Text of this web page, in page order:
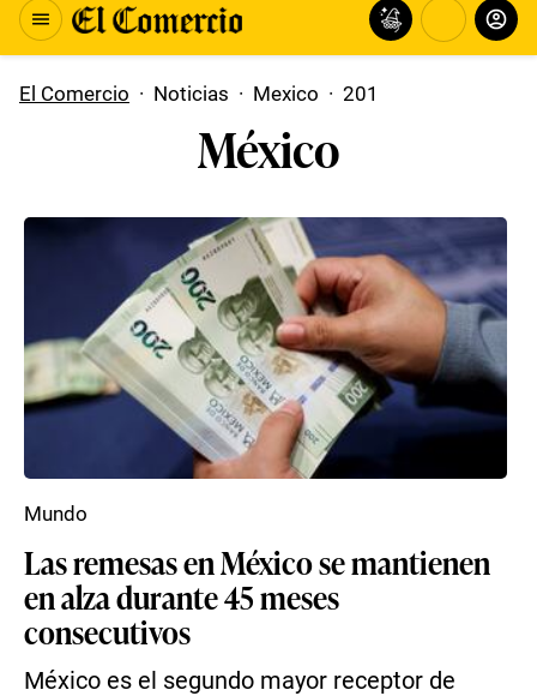
El Comercio · Noticias · Mexico · 201
México
Las remesas en México se mantienen
en alza durante 45 meses
consecutivos
México es el segundo mayor receptor de
Mundo